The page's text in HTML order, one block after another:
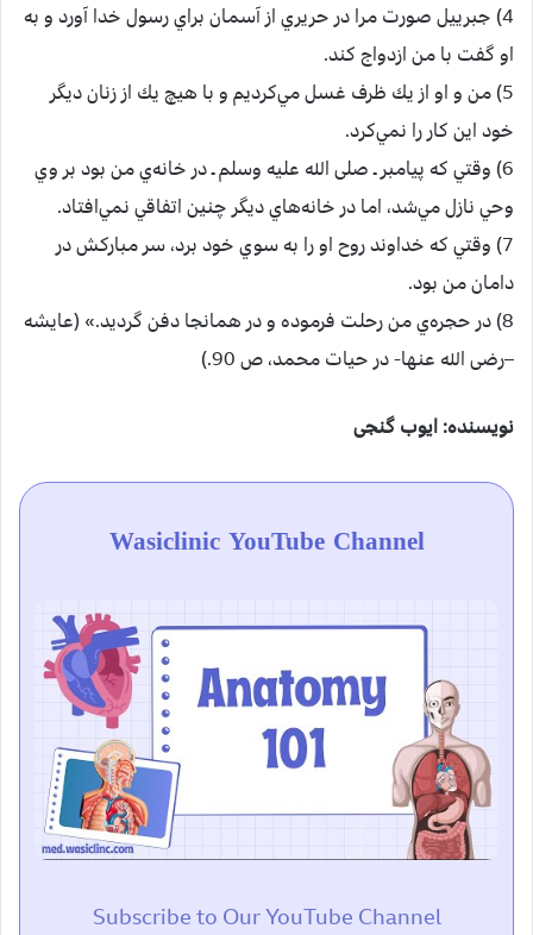
4) جبرييل‌ صورت‌ مرا در حريري‌ از آسمان‌ براي‌ رسول‌ خدا آورد و به‌
او گفت‌ با من‌ ازدواج‌ كند.
5) من‌ و او از يك‌ ظرف‌ غسل‌ مي‌كرديم‌ و با هيچ‌ يك‌ از زنان‌ ديگر
خود اين‌ كار را نمي‌كرد.
6) وقتي‌ كه‌ پيامبر ـ صلی الله علیه وسلم ـ در خانه‌ي‌ من‌ بود بر وي‌
وحي‌ نازل‌ مي‌شد، اما در خانه‌هاي‌ ديگر چنين‌ اتفاقي‌ نمي‌افتاد.
7) وقتي‌ كه‌ خداوند روح‌ او را به‌ سوي‌ خود برد، سر مباركش‌ در
دامان‌ من‌ بود.
8) در حجره‌ي‌ من‌ رحلت‌ فرموده‌ و در همانجا دفن‌ گرديد.» (عايشه
–رضی الله عنها-‌ در حيات‌ محمد، ص‌ 90.)
نویسنده: ایوب گنجی
Wasiclinic YouTube Channel
Subscribe to Our YouTube Channel